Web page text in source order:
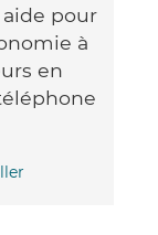
pour
à
en